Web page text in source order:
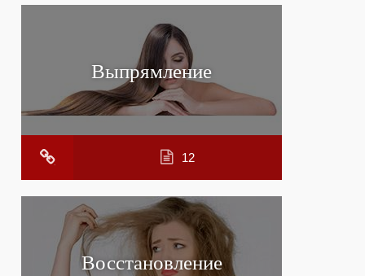
Выпрямление
12
Восстановление